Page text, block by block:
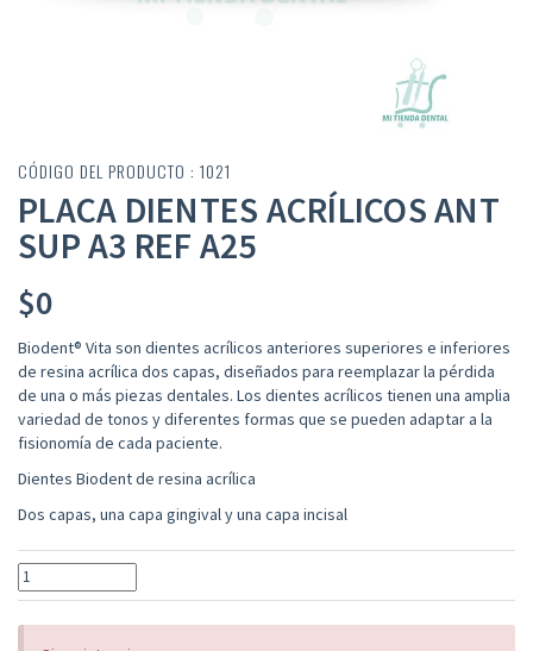
CÓDIGO DEL PRODUCTO : 1021
PLACA DIENTES ACRÍLICOS ANT
SUP A3 REF A25
$0
Biodent® Vita son dientes acrílicos anteriores superiores e inferiores
de resina acrílica dos capas, diseñados para reemplazar la pérdida
de una o más piezas dentales. Los dientes acrílicos tienen una amplia
variedad de tonos y diferentes formas que se pueden adaptar a la
fisionomía de cada paciente.
Dientes Biodent de resina acrílica
Dos capas, una capa gingival y una capa incisal